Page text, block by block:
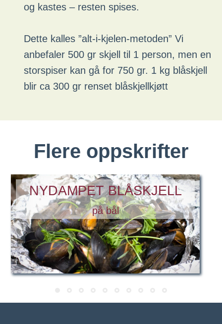
og kastes – resten spises.
Dette kalles ”alt-i-kjelen-metoden” Vi
anbefaler 500 gr skjell til 1 person, men en
storspiser kan gå for 750 gr. 1 kg blåskjell
blir ca 300 gr renset blåskjellkjøtt
Flere oppskrifter
NYDAMPET BLÅSKJELL
på bål